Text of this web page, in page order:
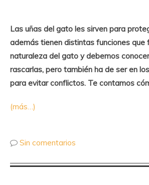
Las uñas del gato les sirven para
además tienen distintas funciones que
naturaleza del gato y debemos
rascarlas, pero también ha de ser en
para evitar conflictos. Te contamos
(más…)
Sin comentarios